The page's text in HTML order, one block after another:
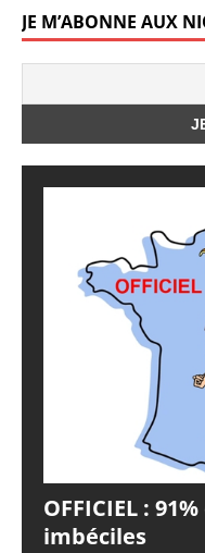
JE M’ABONNE AUX
OFFICIEL :
imbéciles